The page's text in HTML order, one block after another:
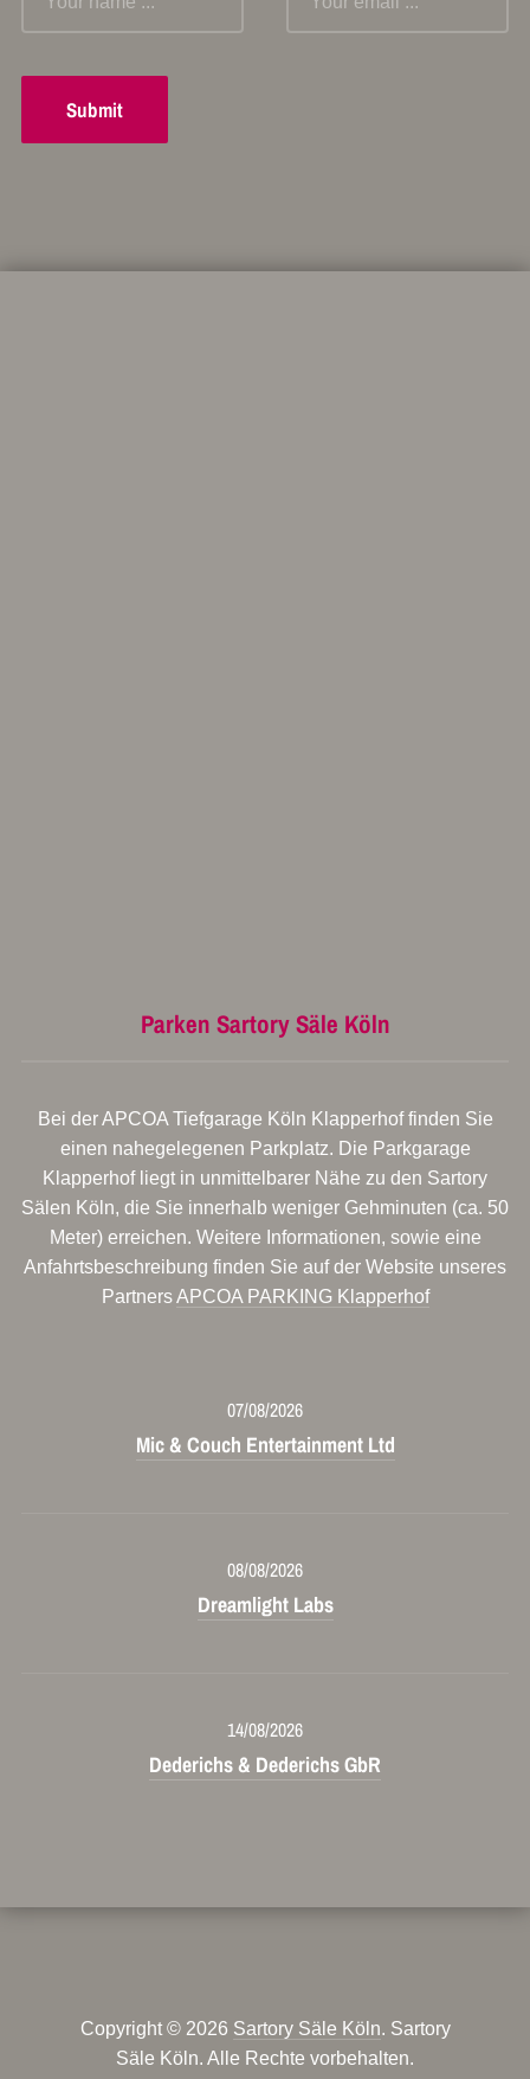
Parken Sartory Säle Köln
Bei der APCOA Tiefgarage Köln Klapperhof finden Sie
einen nahegelegenen Parkplatz. Die Parkgarage
Klapperhof liegt in unmittelbarer Nähe zu den Sartory
Sälen Köln, die Sie innerhalb weniger Gehminuten (ca. 50
Meter) erreichen. Weitere Informationen, sowie eine
Anfahrtsbeschreibung finden Sie auf der Website unseres
PartnersAPCOA PARKING Klapperhof
07/08/2026
Mic & Couch Entertainment Ltd
08/08/2026
Dreamlight Labs
14/08/2026
Dederichs & Dederichs GbR
Copyright © 2026 Sartory Säle Köln. Sartory
Säle Köln. Alle Rechte vorbehalten.